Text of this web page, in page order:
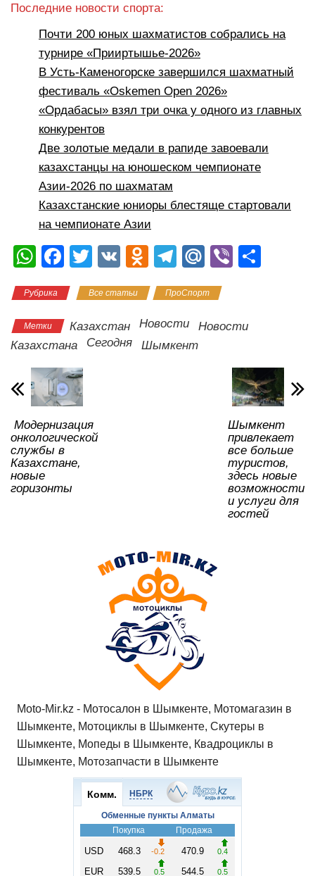
Последние новости спорта:
Почти 200 юных шахматистов собрались на
турнире «Прииртышье-2026»
В Усть-Каменогорске завершился шахматный
фестиваль «Oskemen Open 2026»
«Ордабасы» взял три очка у одного из главных
конкурентов
Две золотые медали в рапиде завоевали
казахстанцы на юношеском чемпионате
Азии-2026 по шахматам
Казахстанские юниоры блестяще стартовали
на чемпионате Азии
W
at
s
A
p
p
F
c
e
b
o
o
k
T
tt
er
V
O
n
o
kl
T
e
gr
a
M
.R
u
Vi
и
ть
Рубрика Все статьи ПроСпорт
Метки Казахстан Новости
Новости
Казахстана
Сегодня Шымкент
Модернизация
онкологической
службы в
Казахстане,
новые
горизонты
Шымкент
привлекает
все больше
туристов,
здесь новые
возможности
и услуги для
гостей
Moto-Mir.kz - Мотосалон в Шымкенте, Мотомагазин в
Шымкенте, Мотоциклы в Шымкенте, Скутеры в
Шымкенте, Мопеды в Шымкенте, Квадроциклы в
Шымкенте, Мотозапчасти в Шымкенте